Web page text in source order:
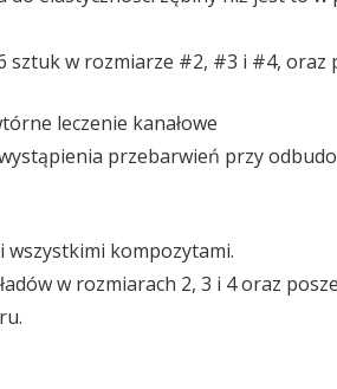
sztuk w rozmiarze #2, #3 i #4,
leczenie kanałowe
przebarwień przy
wszystkimi kompozytami.
w rozmiarach 2, 3 i 4 oraz